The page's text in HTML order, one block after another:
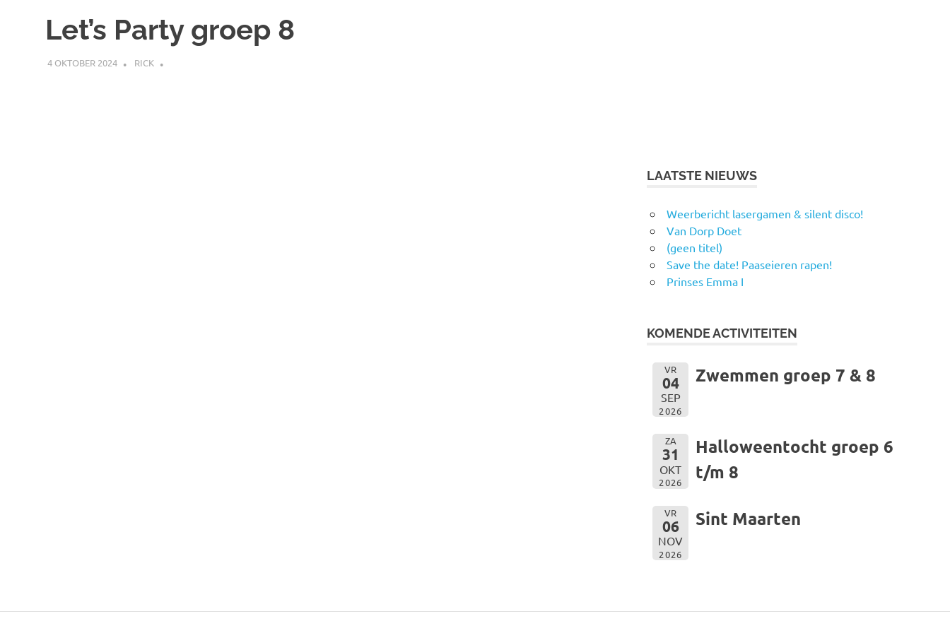
Ontspannings
Werk
Let’s Party groep 8
4 OKTOBER 2024 RICK
LAATSTE NIEUWS
Weerbericht lasergamen & silent disco!
Van Dorp Doet
(geen titel)
Save the date! Paaseieren rapen!
Prinses Emma I
KOMENDE ACTIVITEITEN
VR
04
SEP
2026
Zwemmen groep 7 & 8
ZA
31
OKT
2026
Halloweentocht groep 6
t/m 8
VR
06
NOV
2026
Sint Maarten